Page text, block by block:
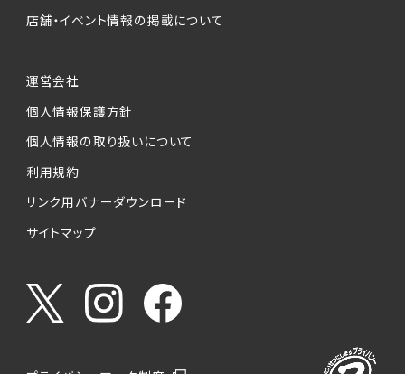
店舗・イベント情報の掲載について
運営会社
個人情報保護方針
個人情報の取り扱いについて
利用規約
リンク用バナーダウンロード
サイトマップ